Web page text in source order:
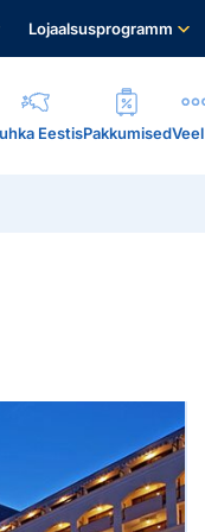
Lojaalsusprogramm
EestisPakkumisedVeel